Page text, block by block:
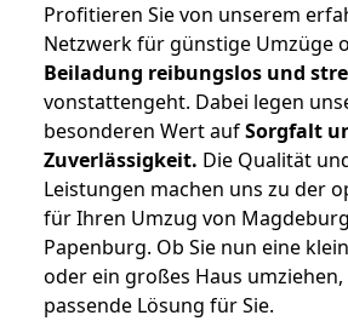
Profitieren Sie von unserem
Netzwerk für günstige Umzüge
Beiladung reibungslos und
vonstattengeht. Dabei legen
besonderen Wert aufSorgfalt
Zuverlässigkeit. Die Qualität
Leistungen machen uns zu der
für Ihren Umzug von
Papenburg. Ob Sie nun eine
oder ein großes Haus
passende Lösung für Sie.